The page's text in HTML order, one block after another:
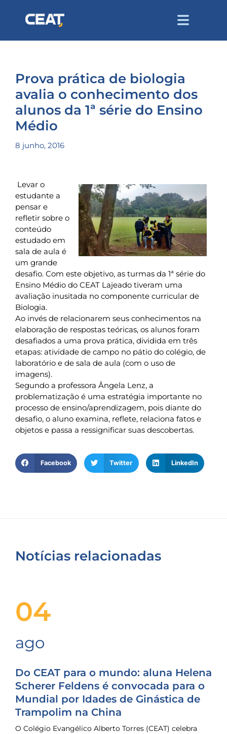
Prova prática de biologia
avalia o conhecimento dos
alunos da 1ª série do Ensino
Médio
8 junho, 2016
Levar o
estudante a
pensar e
refletir sobre o
conteúdo
estudado em
sala de aula é
um grande
desafio. Com este objetivo, as turmas da 1ª série do
Ensino Médio do CEAT Lajeado tiveram uma
avaliação inusitada no componente curricular de
Biologia.
Ao invés de relacionarem seus conhecimentos na
elaboração de respostas teóricas, os alunos foram
desafiados a uma prova prática, dividida em três
etapas: atividade de campo no pátio do colégio, de
laboratório e de sala de aula (com o uso de
imagens).
Segundo a professora Ângela Lenz, a
problematização é uma estratégia importante no
processo de ensino/aprendizagem, pois diante do
desafio, o aluno examina, reflete, relaciona fatos e
objetos e passa a ressignificar suas descobertas.
Facebook Twitter LinkedIn
Notícias relacionadas
04
ago
Do CEAT para o mundo: aluna Helena
Scherer Feldens é convocada para o
Mundial por Idades de Ginástica de
Trampolim na China
O Colégio Evangélico Alberto Torres (CEAT) celebra